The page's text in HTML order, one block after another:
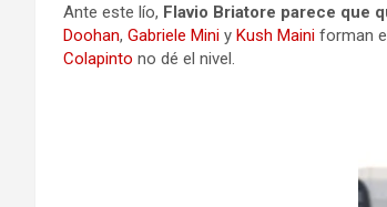
Ante este lío, Flavio Briatore parece que
Doohan, Gabriele Mini y Kush Maini forman
Colapinto no dé el nivel.